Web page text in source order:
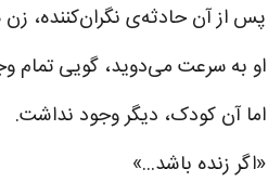
پس از آن حادثه‌ی نگران‌کننده، زن
او به سرعت می‌دوید، گویی تمام
اما آن کودک، دیگر وجود نداشت.
«اگر زنده باشد...»